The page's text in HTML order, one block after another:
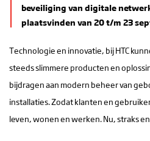
beveiliging van digitale
plaatsvinden van 20 t/m 23
Technologie en innovatie, bij HTC
steeds slimmere producten en
bijdragen aan modern beheer van
installaties. Zodat klanten en
leven, wonen en werken. Nu, straks